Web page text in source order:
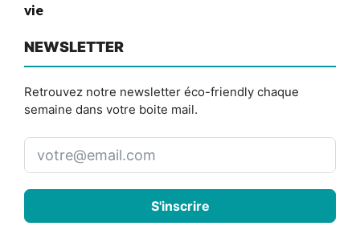
vie
NEWSLETTER
Retrouvez notre newsletter éco-friendly chaque
semaine dans votre boite mail.
S'inscrire